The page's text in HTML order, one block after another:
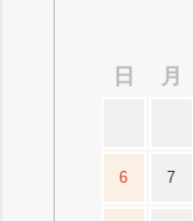
日
月
6 7